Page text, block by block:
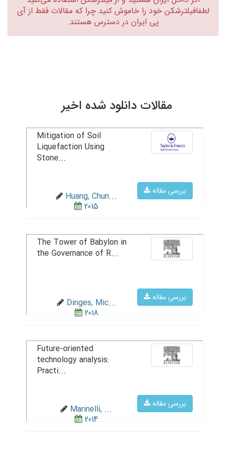
لطفافیلترشکن خود را خاموش کنید چرا که مقالات فقط از آی
پی ایران در دسترس هستند.‏
مقالات دانلود شده اخیر
بررسی مقاله
Mitigation of Soil
Liquefaction Using
Stone...
Huang, Chun...
2015
بررسی مقاله
The Tower of Babylon in
the Governance of R...
Dinges, Mic...
2018
بررسی مقاله
Future-oriented
technology analysis:
Practi...
Marinelli, ...
2014